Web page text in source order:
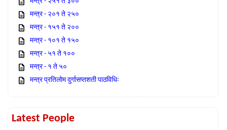
मन्त्र - २०१ ते २५०
मन्त्र - १५१ ते २००
मन्त्र - १०१ ते १५०
मन्त्र - ५१ ते १००
मन्त्र - १ ते ५०
मन्त्र प्रतिलोम दुर्गासप्तशती पाठविधिः
Latest People